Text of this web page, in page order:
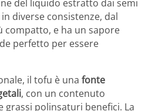
del liquido estratto dai semi
diverse consistenze, dal
compatto, e ha un sapore
perfetto per essere
il tofu è una fonte
, con un contenuto
polinsaturi benefici. La